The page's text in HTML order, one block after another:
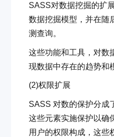
SASS对数据挖掘的扩
数据挖掘模型，并在随
测查询。
这些功能和工具，对数
现数据中存在的趋势和
(2)权限扩展
SASS 对数的保护分成
这些元素实施保护以确
用户的权限构成，这些